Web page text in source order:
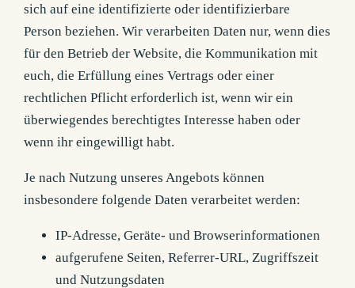
sich auf eine identifizierte oder identifizierbare
Person beziehen. Wir verarbeiten Daten nur, wenn dies
für den Betrieb der Website, die Kommunikation mit
euch, die Erfüllung eines Vertrags oder einer
rechtlichen Pflicht erforderlich ist, wenn wir ein
überwiegendes berechtigtes Interesse haben oder
wenn ihr eingewilligt habt.
Je nach Nutzung unseres Angebots können
insbesondere folgende Daten verarbeitet werden:
IP-Adresse, Geräte- und Browserinformationen
aufgerufene Seiten, Referrer-URL, Zugriffszeit
und Nutzungsdaten